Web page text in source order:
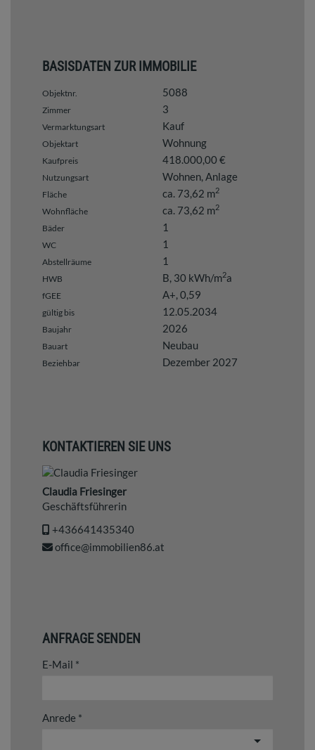
BASISDATEN ZUR IMMOBILIE
Objektnr. 5088
Zimmer 3
Vermarktungsart Kauf
Objektart Wohnung
Kaufpreis 418.000,00 €
Nutzungsart Wohnen Anlage
Fläche ca. 73,62 m2
Wohnfläche ca. 73,62 m2
Bäder 1
WC 1
Abstellräume 1
HWB B, 30 kWh/m2a
fGEE A+, 0,59
gültig bis 12.05.2034
Baujahr 2026
Bauart Neubau
Beziehbar Dezember 2027
KONTAKTIEREN SIE UNS
Claudia Friesinger
Geschäftsführerin
+436641435340
office@immobilien86.at
ANFRAGE SENDEN
E-Mail
Anrede